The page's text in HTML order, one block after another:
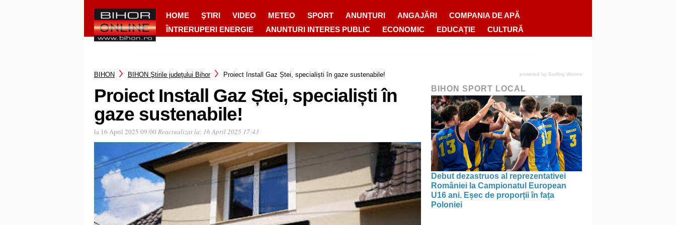
HOME ŞTIRI VIDEO METEO SPORT ANUNȚURI ANGAJĂRI
COMPANIA DE APĂ
ÎNTRERUPERI ENERGIE
ANUNTURI INTERES PUBLIC ECONOMIC EDUCAȚIE CULTURĂ
BIHON BIHON Ştirile judeţului Bihor Proiect Install Gaz Ștei, specialiști în gaze sustenabile!
Proiect Install Gaz Ștei, specialiști în
gaze sustenabile!
la 16 April 2025 09:00 Reactualizat la: 16 April 2025 17:43
powered by Surfing Waves
BIHON SPORT LOCAL
Debut dezastruos al reprezentativei
României la Campionatul European
U16 ani. Eșec de proporții în fața
Poloniei